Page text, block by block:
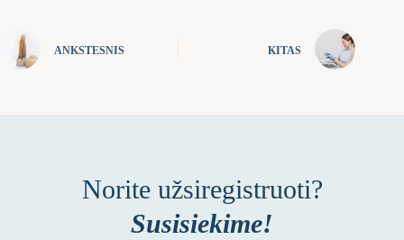
ANKSTESNIS KITAS
Norite užsiregistruoti?
Susisiekime!